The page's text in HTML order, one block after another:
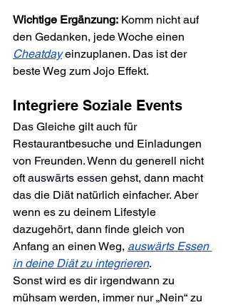
Wichtige Ergänzung: Komm nicht auf
den Gedanken, jede Woche einen
Cheatday einzuplanen. Das ist der
beste Weg zum Jojo Effekt.
Integriere Soziale Events
Das Gleiche gilt auch für
Restaurantbesuche und Einladungen
von Freunden. Wenn du generell nicht
oft auswärts essen gehst, dann macht
das die Diät natürlich einfacher. Aber
wenn es zu deinem Lifestyle
dazugehört, dann finde gleich von
Anfang an einen Weg, auswärts Essen
in deine Diät zu integrieren.
Sonst wird es dir irgendwann zu
mühsam werden, immer nur „Nein“ zu